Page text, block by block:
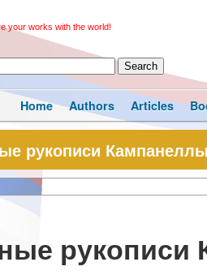
your works with the world!
Home Authors Articles
рукописи